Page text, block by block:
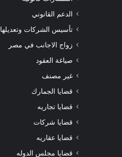
الدعم القانوني
تأسيس الشركات وتعديلها
زواج الاجانب في مصر
صياغة العقود
غير مصنف
قضايا الجمارك
قضايا تجاريه
قضايا شركات
قضايا عقاريه
قضايا مجلس الدوله